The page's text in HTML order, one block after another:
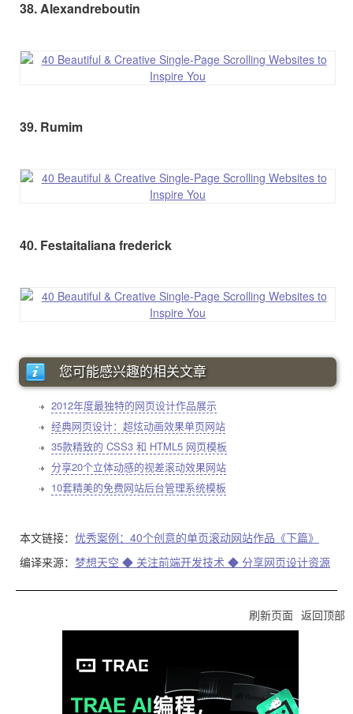
38. Alexandreboutin
39. Rumim
40. Festaitaliana frederick
您可能感兴趣的相关文章
2012年度最独特的网页设计作品展示
经典网页设计：超炫动画效果单页网站
35款精致的 CSS3 和 HTML5 网页模板
分享20个立体动感的视差滚动效果网站
10套精美的免费网站后台管理系统模板
本文链接： 优秀案例：40个创意的单页滚动网站作品《下篇》
编译来源： 梦想天空 ◆ 关注前端开发技术 ◆ 分享网页设计资源
刷新页面 返回顶部